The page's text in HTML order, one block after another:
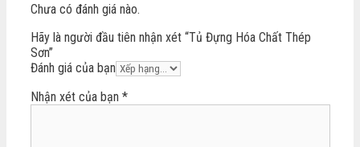
Chưa có đánh giá nào.
Hãy là người đầu tiên nhận xét “Tủ Đựng Hóa Chất Thép
Sơn”
Đánh giá của bạn
Nhận xét của bạn *